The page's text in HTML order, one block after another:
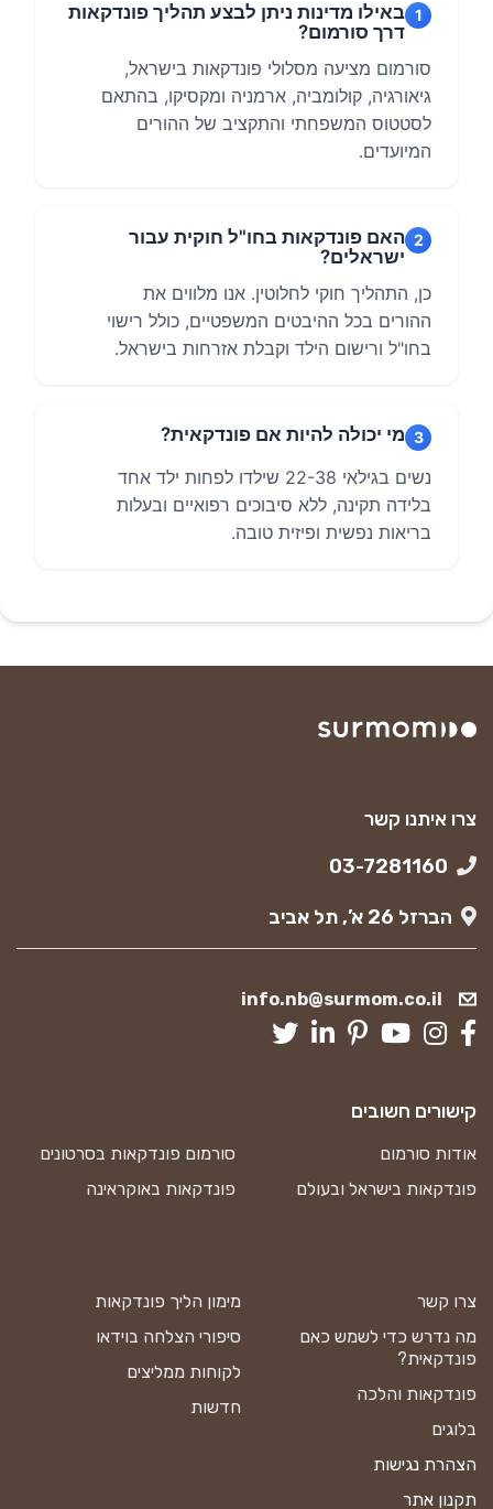
1 באילו מדינות ניתן לבצע תהליך פונדקאות
דרך סורמום?
סורמום מציעה מסלולי פונדקאות בישראל,
גיאורגיה, קולומביה, ארמניה ומקסיקו, בהתאם
לסטטוס המשפחתי והתקציב של ההורים
המיועדים.
2 האם פונדקאות בחו"ל חוקית עבור
ישראלים?
כן, התהליך חוקי לחלוטין. אנו מלווים את
ההורים בכל ההיבטים המשפטיים, כולל רישוי
בחו"ל ורישום הילד וקבלת אזרחות בישראל.
3 מי יכולה להיות אם פונדקאית?
נשים בגילאי 22-38 שילדו לפחות ילד אחד
בלידה תקינה, ללא סיבוכים רפואיים ובעלות
בריאות נפשית ופיזית טובה.
צרו איתנו קשר
הברזל 26 א’, תל אביב
info.nb@surmom.co.il
צרו קשר
מה נדרש כדי לשמש כאם
פונדקאית?
פונדקאות והלכה
בלוגים
הצהרת נגישות
תקנון אתר
מימון הליך פונדקאות
סיפורי הצלחה בוידאו
לקוחות ממליצים
חדשות
קישורים חשובים
אודות סורמום
סורמום פונדקאות בסרטונים
פונדקאות בישראל ובעולם
פונדקאות באוקראינה